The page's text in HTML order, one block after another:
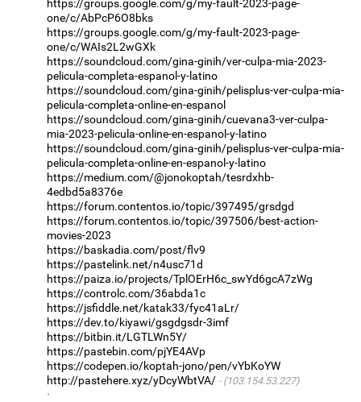
https://groups.google.com/g/my-fault-2023-page-
one/c/AbPcP6O8bks
https://groups.google.com/g/my-fault-2023-page-
one/c/WAIs2L2wGXk
https://soundcloud.com/gina-ginih/ver-culpa-mia-2023-
pelicula-completa-espanol-y-latino
https://soundcloud.com/gina-ginih/pelisplus-ver-culpa-mia-
pelicula-completa-online-en-espanol
https://soundcloud.com/gina-ginih/cuevana3-ver-culpa-
mia-2023-pelicula-online-en-espanol-y-latino
https://soundcloud.com/gina-ginih/pelisplus-ver-culpa-mia-
pelicula-completa-online-en-espanol-y-latino
https://medium.com/@jonokoptah/tesrdxhb-
4edbd5a8376e
https://forum.contentos.io/topic/397495/grsdgd
https://forum.contentos.io/topic/397506/best-action-
movies-2023
https://baskadia.com/post/flv9
https://pastelink.net/n4usc71d
https://paiza.io/projects/TplOErH6c_swYd6gcA7zWg
https://controlc.com/36abda1c
https://jsfiddle.net/katak33/fyc41aLr/
https://dev.to/kiyawi/gsgdgsdr-3imf
https://bitbin.it/LGTLWn5Y/
https://pastebin.com/pjYE4AVp
https://codepen.io/koptah-jono/pen/vYbKoYW
http://pastehere.xyz/yDcyWbtVA/
(103.154.53.227)
·